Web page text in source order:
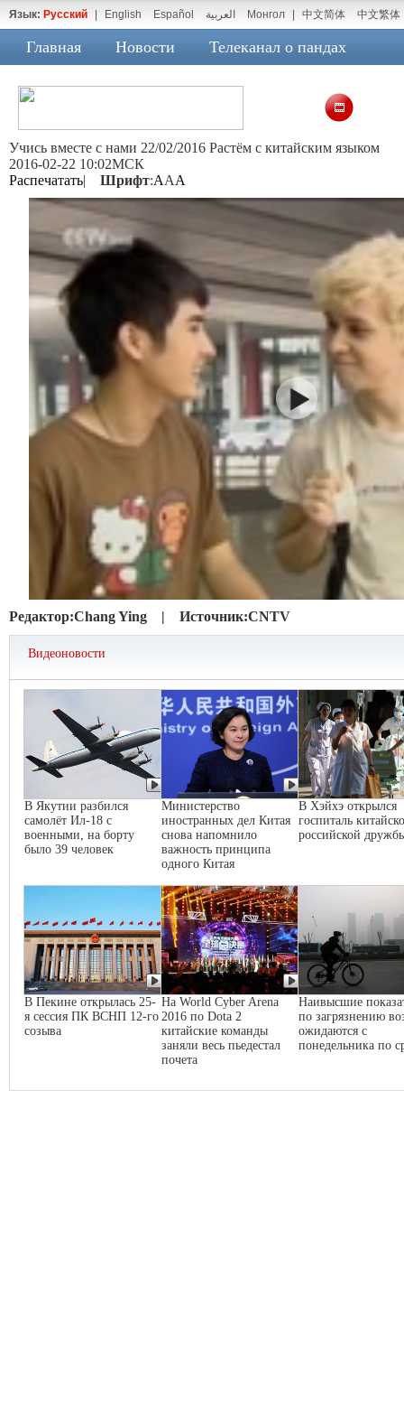
Язык: Русский English Español العربية Монгол 中文简体 中文繁体
Главная Новости Телеканал о пандах
Учись вместе с нами 22/02/2016 Растём с китайским языком
2016-02-22 10:02МСК
Распечатать| Шрифт:AAA
Редактор:Chang Ying | Источник:CNTV
Видеоновости
В Якутии разбился
самолёт Ил-18 с
военными, на борту
было 39 человек
Министерство
иностранных дел Китая
снова напомнило
важность принципа
одного Китая
В Хэйхэ открылся
госпиталь
российской
В Пекине открылась 25-
я сессия ПК ВСНП 12-го
созыва
На World Cyber Arena
2016 по Dota 2
китайские команды
заняли весь пьедестал
почета
Наивысшие
по загрязнению
ожидаются с
понедельника по